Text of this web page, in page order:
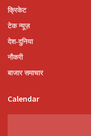
क्रिकेट
टेक न्यूज़
देश-दुनिया
नौकरी
बाजार समाचार
Calendar